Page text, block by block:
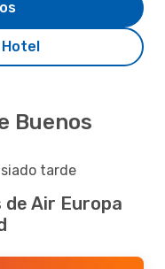
Hotel
Buenos
tarde
Air Europa